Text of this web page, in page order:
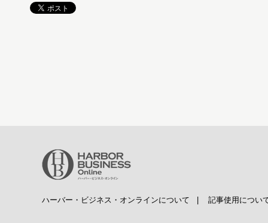
ハーバー・ビジネス・オンラインについて 記事使用につい